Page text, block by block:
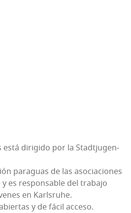
está diri­gi­do por la Stadt­ju­gen­
para­guas de las aso­cia­cio­nes
es res­pon­sa­ble del tra­ba­jo
en Karlsruhe.
y de fácil acceso.